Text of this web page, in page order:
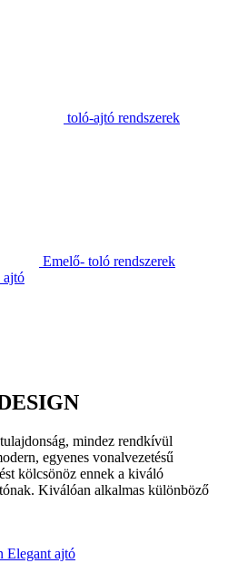
toló-ajtó rendszerek
Emelő- toló rendszerek
mindez rendkívül
egyenes vonalvezetésű
kölcsönöz ennek a kiváló
Kiválóan alkalmas különböző